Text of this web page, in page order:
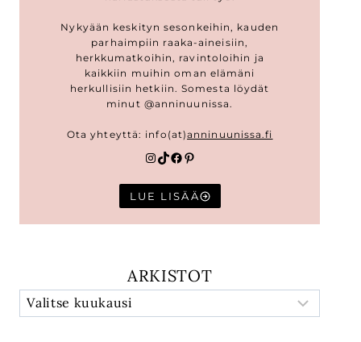
Nykyään keskityn sesonkeihin, kauden
parhaimpiin raaka-aineisiin,
herkkumatkoihin, ravintoloihin ja
kaikkiin muihin oman elämäni
herkullisiin hetkiin. Somesta löydät
minut @anninuunissa.
Ota yhteyttä: info(at)anninuunissa.fi
Instagram
TikTok
Facebook
Pinterest
LUE LISÄÄ
ARKISTOT